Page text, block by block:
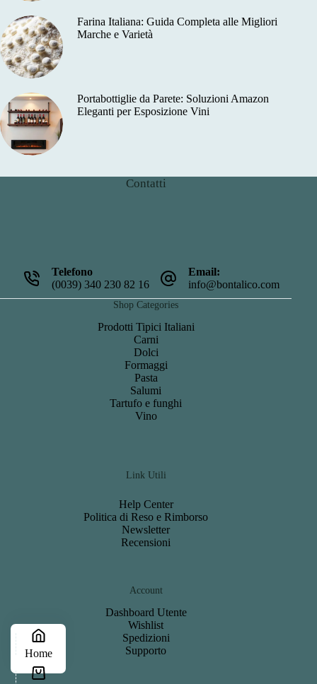
Farina Italiana: Guida Completa alle Migliori
Marche e Varietà
Portabottiglie da Parete: Soluzioni Amazon
Eleganti per Esposizione Vini
Contatti
Telefono
(0039) 340 230 82 16
Email:
info@bontalico.com
Shop Categories
Prodotti Tipici Italiani
Carni
Dolci
Formaggi
Pasta
Salumi
Tartufo e funghi
Vino
Link Utili
Help Center
Politica di Reso e Rimborso
Newsletter
Recensioni
Account
Dashboard Utente
Wishlist
Spedizioni
Supporto
Home